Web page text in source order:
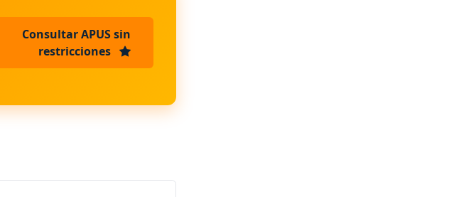
Consultar APUS sin
restricciones